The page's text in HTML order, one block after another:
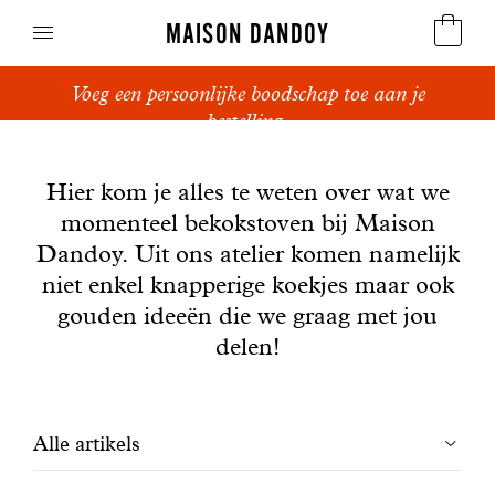
MAISON DANDOY
Speculoos
Suikerbrood en peperkoek
Cakes
Snoepgoed
Voeg een persoonlijke boodschap toe aan je
bestelling.
Hier kom je alles te weten over wat we
momenteel bekokstoven bij Maison
Dandoy. Uit ons atelier komen namelijk
niet enkel knapperige koekjes maar ook
gouden ideeën die we graag met jou
delen!
Filtrer
Alle artikels